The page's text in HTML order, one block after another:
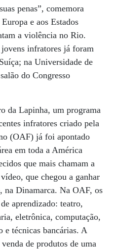
penas”, comemora
e aos Estados
a violência no Rio.
infratores já foram
na Universidade de
do Congresso
da Lapinha, um programa
infratores criado pela
(OAF) já foi apontado
em toda a América
que mais chamam a
que chegou a ganhar
na Dinamarca. Na OAF, os
aprendizado: teatro,
eletrônica, computação,
e técnicas bancárias. A
de produtos de uma